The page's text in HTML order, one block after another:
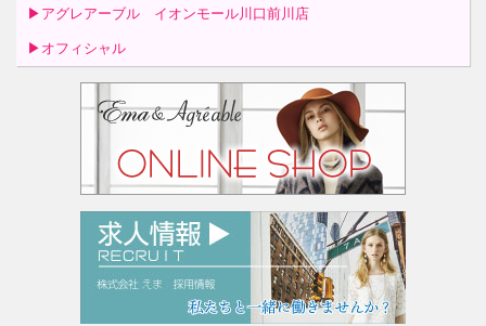
▶アグレアーブル イオンモール川口前川店
▶オフィシャル